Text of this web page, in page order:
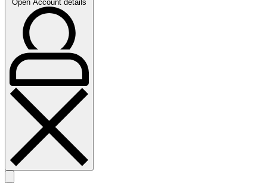
Open Account details